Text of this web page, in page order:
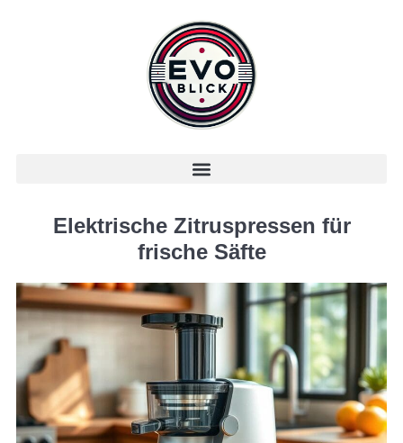
Elektrische Zitruspressen für
frische Säfte